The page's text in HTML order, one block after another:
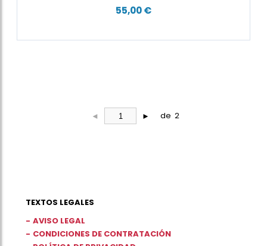
55,00 €
◄ ► de 2
TEXTOS LEGALES
AVISO LEGAL
CONDICIONES DE CONTRATACIÓN